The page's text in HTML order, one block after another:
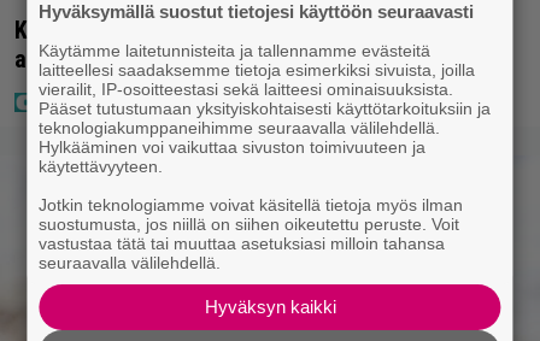
Kaija Koolta ikävä ilmoitus – Juha Tapio kiirehti
apuun
Hyväksymällä suostut tietojesi käyttöön seuraavasti
Käytämme laitetunnisteita ja tallennamme evästeitä
laitteellesi saadaksemme tietoja esimerkiksi sivuista, joilla
vierailit, IP-osoitteestasi sekä laitteesi ominaisuuksista.
Pääset tutustumaan yksityiskohtaisesti käyttötarkoituksiin ja
teknologiakumppaneihimme seuraavalla välilehdellä.
Hylkääminen voi vaikuttaa sivuston toimivuuteen ja
käytettävyyteen.
Jotkin teknologiamme voivat käsitellä tietoja myös ilman
suostumusta, jos niillä on siihen oikeutettu peruste. Voit
vastustaa tätä tai muuttaa asetuksiasi milloin tahansa
seuraavalla välilehdellä.
Hyväksyn kaikki